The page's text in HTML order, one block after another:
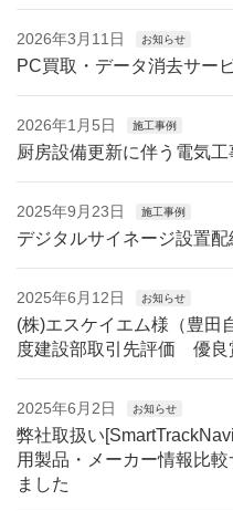
2026年3月11日 お知らせ
PC買取・データ消去サー
2026年1月5日 施工事例
厨房設備更新に伴う電気工
2025年9月23日 施工事例
デジタルサイネージ設置配
2025年6月12日 お知らせ
(株)エスケイエム様（豊田
度建設部取引先評価 優良
2025年6月2日 お知らせ
弊社取扱い
用製品・メーカー情報比
ました